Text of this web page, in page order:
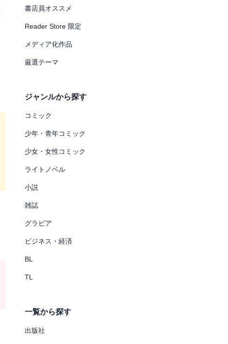
書店員オススメ
Reader Store 限定
メディア化作品
厳選テーマ
ジャンルから探す
コミック
少年・青年コミック
少女・女性コミック
ライトノベル
小説
雑誌
グラビア
ビジネス・経済
BL
TL
一覧から探す
出版社